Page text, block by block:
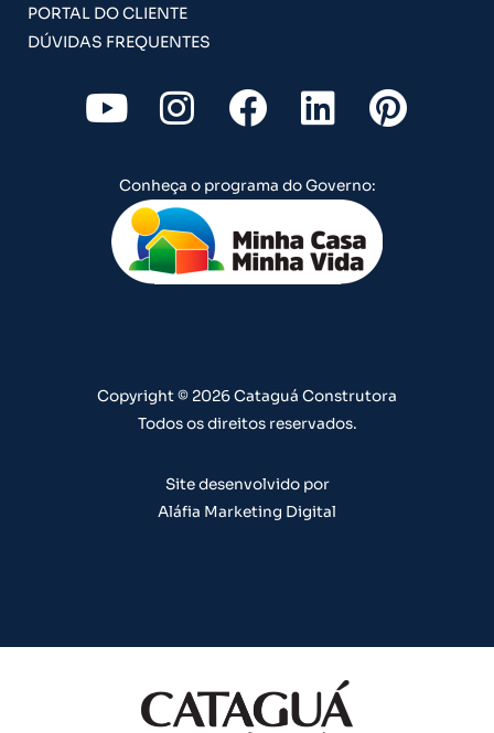
PORTAL DO CLIENTE
DÚVIDAS FREQUENTES
Y
o
u
t
u
b
I
n
s
t
a
g
m
F
a
c
e
b
o
L
i
n
k
e
d
P
i
t
Conheça o programa do Governo:
Copyright © 2026 Cataguá Construtora
Todos os direitos reservados.
Site desenvolvido por
Aláfia Marketing Digital